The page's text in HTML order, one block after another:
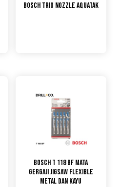
Bosch Trio Nozzle Aquatak
Bosch T 118 BF Mata
Gergaji Jigsaw Flexible
Metal dan Kayu